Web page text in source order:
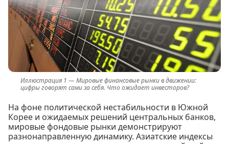
Мировые финансовые рынки в движении:
цифры говорят сами за себя. Что ожидает инвесторов?
На фоне политической нестабильности в Южной
Корее и ожидаемых решений центральных банков,
мировые фондовые рынки демонстрируют
разнонаправленную динамику. Азиатские индексы